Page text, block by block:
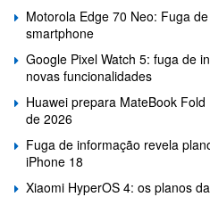
Motorola Edge 70 Neo: Fuga
smartphone
Google Pixel Watch 5: fuga de
novas funcionalidades
Huawei prepara MateBook
de 2026
Fuga de informação revela
iPhone 18
Xiaomi HyperOS 4: os planos